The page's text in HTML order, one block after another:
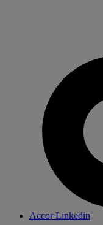
Accor Linkedin